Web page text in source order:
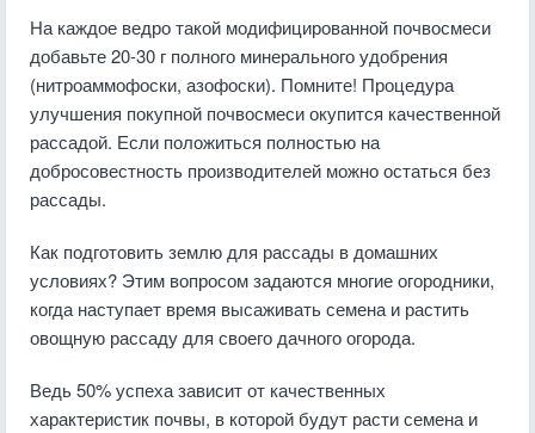
На каждое ведро такой модифицированной почвосмеси
добавьте 20-30 г полного минерального удобрения
(нитроаммофоски, азофоски). Помните! Процедура
улучшения покупной почвосмеси окупится качественной
рассадой. Если положиться полностью на
добросовестность производителей можно остаться без
рассады.
Как подготовить землю для рассады в домашних
условиях? Этим вопросом задаются многие огородники,
когда наступает время высаживать семена и растить
овощную рассаду для своего дачного огорода.
Ведь 50% успеха зависит от качественных
характеристик почвы, в которой будут расти семена и